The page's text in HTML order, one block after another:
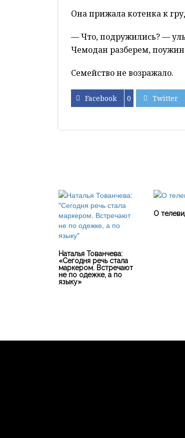
Она прижала котенка к
— Что, подружились? —
Чемодан разберем,
Семейство не возражало.
Facebook 0 Twitter
Наталья Тованчева:
«Сегодня речь стала
маркером. Встречают
не по одежке, а по
языку»
О